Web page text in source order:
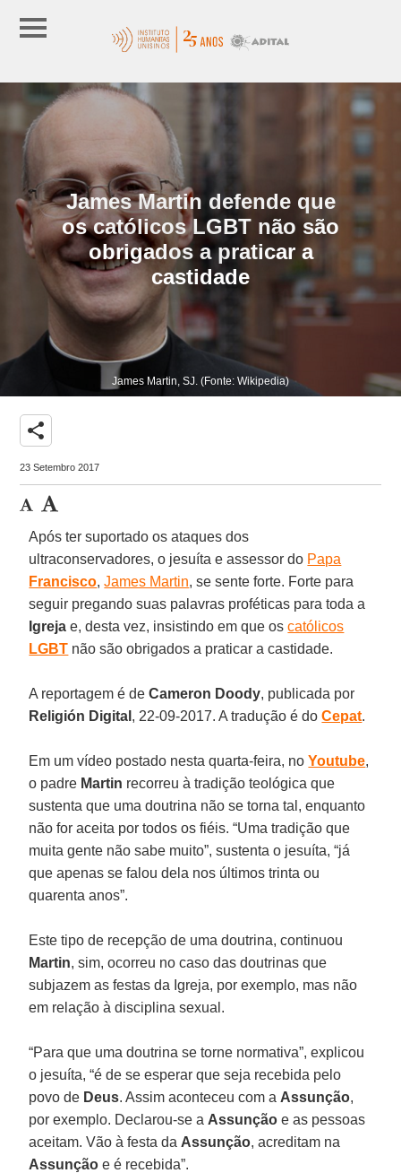
James Martin defende que
os católicos LGBT não são
obrigados a praticar a
castidade
James Martin, SJ. (Fonte: Wikipedia)
share
23 Setembro 2017
Após ter suportado os ataques dos
ultraconservadores, o jesuíta e assessor do Papa
Francisco,James Martin, se sente forte. Forte para
seguir pregando suas palavras proféticas para toda a
Igreja e, desta vez, insistindo em que oscatólicos
LGBT não são obrigados a praticar a castidade.
A reportagem é deCameron Doody, publicada por
Religión Digital , 22-09-2017. A tradução é doCepat.
Em um vídeo postado nesta quarta-feira, noYoutube,
o padre Martin recorreu à tradição teológica que
sustenta que uma doutrina não se torna tal, enquanto
não for aceita por todos os fiéis. “Uma tradição que
muita gente não sabe muito”, sustenta o jesuíta, “já
que apenas se falou dela nos últimos trinta ou
quarenta anos”.
Este tipo de recepção de uma doutrina, continuou
Martin, sim, ocorreu no caso das doutrinas que
subjazem as festas da Igreja, por exemplo, mas não
em relação à disciplina sexual.
“Para que uma doutrina se torne normativa”, explicou
o jesuíta, “é de se esperar que seja recebida pelo
povo de Deus. Assim aconteceu com a Assunção,
por exemplo. Declarou-se a Assunção e as pessoas
aceitam. Vão à festa da Assunção, acreditam na
Assunção e é recebida”.